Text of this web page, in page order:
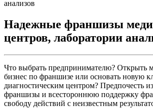
Надежные франшизы
центров, лаборатории
Что выбрать предпринимателю? Открыть
бизнес по франшизе или основать новую
диагностическим центром? Предпочесть
франшизы и всестороннюю поддержку
свободу действий с неизвестным